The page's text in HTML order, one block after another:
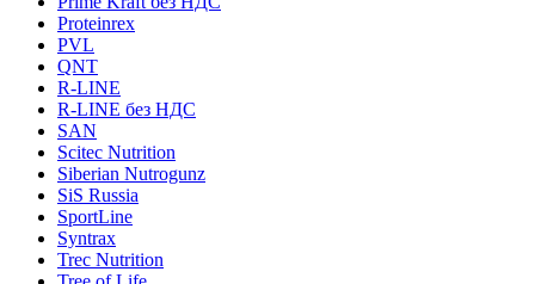
Proteinrex
PVL
QNT
R-LINE
R-LINE без НДС
SAN
Scitec Nutrition
Siberian Nutrogunz
SiS Russia
SportLine
Syntrax
Trec Nutrition